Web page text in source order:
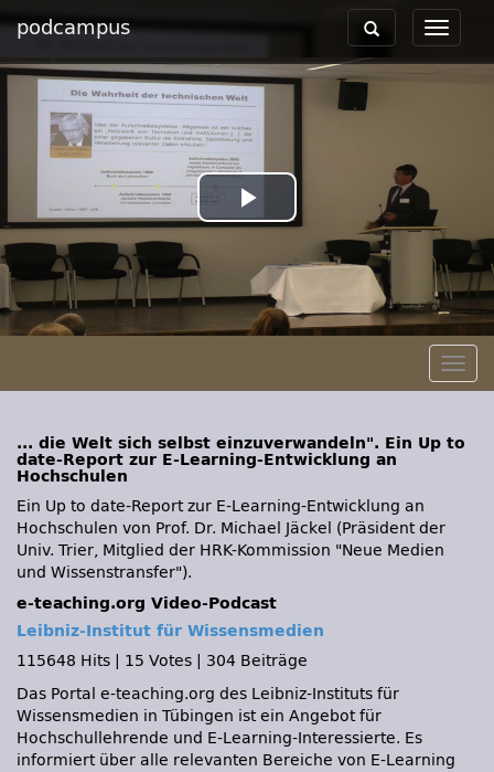
podcampus
Toggle
Toggle
navigation
Play
Video
... die Welt sich selbst einzuverwandeln". Ein Up to
date-Report zur E-Learning-Entwicklung an
Hochschulen
Ein Up to date-Report zur E-Learning-Entwicklung an
Hochschulen von Prof. Dr. Michael Jäckel (Präsident der
Univ. Trier, Mitglied der HRK-Kommission
Neue Medien
und Wissenstransfer ).
e-teaching.org Video-Podcast
Leibniz-Institut für Wissensmedien
115648 Hits
15 Votes
304 Beiträge
Das Portal e-teaching.org des Leibniz-Instituts für
Wissensmedien in Tübingen ist ein Angebot für
Hochschullehrende und E-Learning-Interessierte. Es
informiert über alle relevanten Bereiche von E-Learning